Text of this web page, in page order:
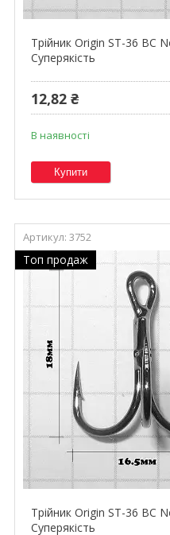
Трійник Origin ST-36 BC
Суперякість
12,82 ₴
В наявності
Купити
3752
Топ продаж
Трійник Origin ST-36 BC
Суперякість